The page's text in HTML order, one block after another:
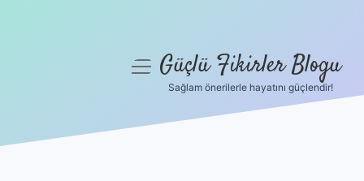
menüyüGüçlü Fikirler Blogu
Sağlam önerilerle hayatını güçlendir!